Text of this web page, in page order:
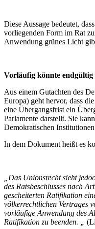
Diese Aussage bedeutet,
vorliegenden Form im Rat
Anwendung grünes Licht
Vorläufig könnte endgültig
Aus einem Gutachten des
Europa) geht hervor, dass
eine Übergangsfrist ein
Parlamente darstellt. Sie
Demokratischen
In dem Dokument heißt es
„Das Unionsrecht sieht
des Ratsbeschlusses nach
gescheiterten Ratifikation
völkerrechtlichen Vertrages
vorläufige Anwendung des
Ratifikation zu beenden. „